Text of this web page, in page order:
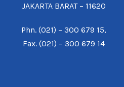
JAKARTA BARAT – 11620
Phn. (021) – 300 679 15,
Fax. (021) – 300 679 14